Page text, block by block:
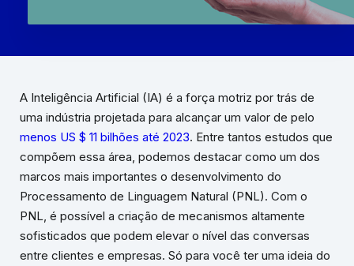
A Inteligência Artificial (IA) é a força motriz por trás de
uma indústria projetada para alcançar um valor de pelo
menos US $ 11 bilhões até 2023. Entre tantos estudos que
compõem essa área, podemos destacar como um dos
marcos mais importantes o desenvolvimento do
Processamento de Linguagem Natural (PNL). Com o
PNL, é possível a criação de mecanismos altamente
sofisticados que podem elevar o nível das conversas
entre clientes e empresas. Só para você ter uma ideia do